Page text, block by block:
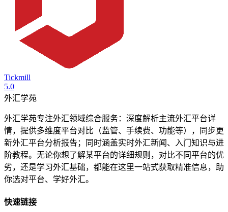
Tickmill
5.0
外汇学苑
外汇学苑专注外汇领域综合服务：深度解析主流外汇平台详
情，提供多维度平台对比（监管、手续费、功能等），同步更
新外汇平台分析报告；同时涵盖实时外汇新闻、入门知识与进
阶教程。无论你想了解某平台的详细规则，对比不同平台的优
劣，还是学习外汇基础，都能在这里一站式获取精准信息，助
你选对平台、学好外汇。
快速链接